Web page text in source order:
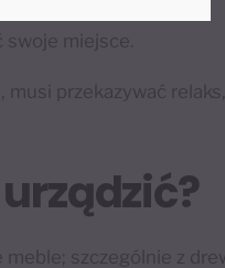
miejsce.
przekazywać
szczególnie z